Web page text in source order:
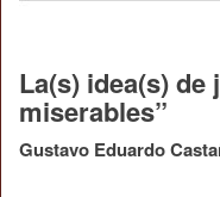
La(s) idea(s)
miserables”
Gustavo Eduardo